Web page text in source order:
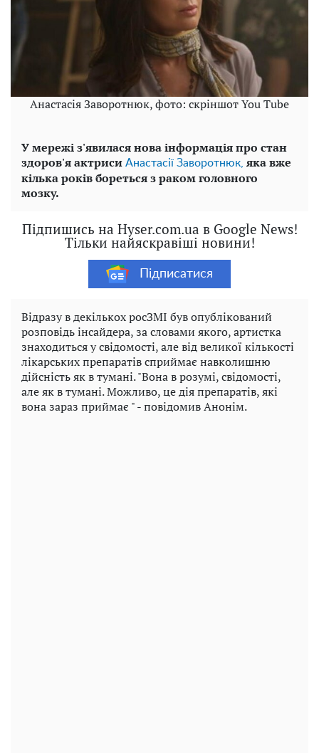
Анастасія Заворотнюк, фото: скріншот You Tube
У мережі з'явилася нова інформація про стан
здоров'я актриси Анастасії Заворотнюк, яка вже
кілька років бореться з раком головного
мозку.
Підпишись на Hyser.com.ua в Google News!
Тільки найяскравіші новини!
Підписатися
Відразу в декількох росЗМІ був опублікований
розповідь інсайдера, за словами якого, артистка
знаходиться у свідомості, але від великої кількості
лікарських препаратів сприймає навколишню
дійсність як в тумані. "Вона в розумі, свідомості,
але як в тумані. Можливо, це дія препаратів, які
вона зараз приймає " - повідомив Анонім.